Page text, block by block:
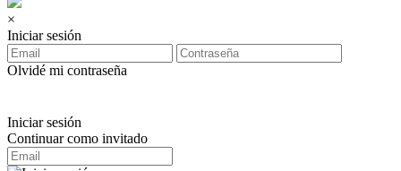
×
Iniciar sesión
Olvidé mi contraseña
Iniciar sesión
Continuar como invitado